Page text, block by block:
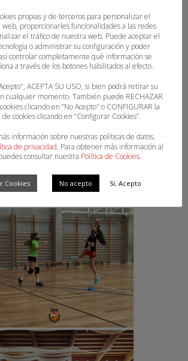
propias y de terceros para personalizar el
proporcionarles funcionalidades a las redes
el tráfico de nuestra web. Puede aceptar el
o administrar su configuración y poder
controlar completamente qué información se
a través de los botones habilitados al efecto.
ACEPTA SU USO, si bien podrá retirar su
cualquier momento. También puede RECHAZAR
clicando en “No Acepto" o CONFIGURAR la
cookies clicando en “Configurar Cookies”.
información sobre nuestras políticas de datos,
de privacidad. Para obtener más información al
consultar nuestra Política de Cookies.
Cookies No acepto Sí, Acepto